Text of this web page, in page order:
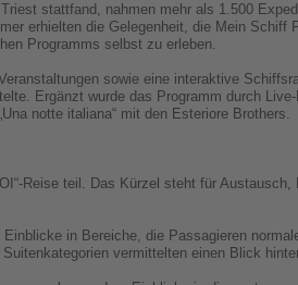
stattfand, nahmen mehr als 1.500
erhielten die Gelegenheit, die Mein Schiff
Programms selbst zu erleben.
sowie eine interaktive
Ergänzt wurde das Programm durch
notte italiana“ mit den Esteriore Brothers.
Reise teil. Das Kürzel steht für
in Bereiche, die Passagieren
vermittelten einen Blick